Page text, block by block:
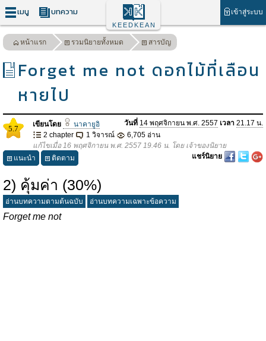
เมนู บทความ เข้าสู่ระบบ
KEEDKEAN
หน้าแรก รวมนิยายทั้งหมด สารบัญ
Forget me not ดอกไม้ที่เลือน
หายไป
5.7 เขียนโดย นาคายูอิ วันที่ 14 พฤศจิกายน พ.ศ. 2557 เวลา 21.17 น.
2 chapter
1 วิจารณ์
6,705 อ่าน
แก้ไขเมื่อ 16 พฤศจิกายน พ.ศ. 2557 19.46 น. โดย เจ้าของนิยาย
แนะนำ
ติดตาม แชร์นิยาย
2) คุ้มค่า (30%)
อ่านบทความตามต้นฉบับ อ่านบทความเฉพาะข้อความ
Forget me not